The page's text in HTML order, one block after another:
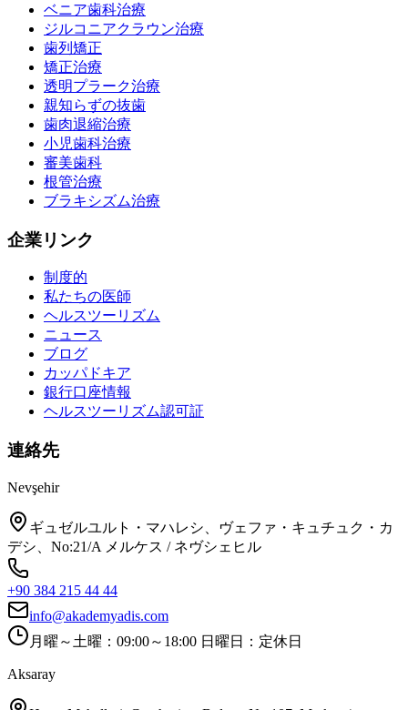
ベニア歯科治療
ジルコニアクラウン治療
歯列矯正
矯正治療
透明プラーク治療
親知らずの抜歯
歯肉退縮治療
小児歯科治療
審美歯科
根管治療
ブラキシズム治療
企業リンク
制度的
私たちの医師
ヘルスツーリズム
ニュース
ブログ
カッパドキア
銀行口座情報
ヘルスツーリズム認可証
連絡先
Nevşehir
ギュゼルユルト・マハレシ、ヴェファ・キュチュク・カ
デシ、No:21/A メルケス / ネヴシェヒル
+90 384 215 44 44
info@akademyadis.com
月曜～土曜：09:00～18:00 日曜日：定休日
Aksaray